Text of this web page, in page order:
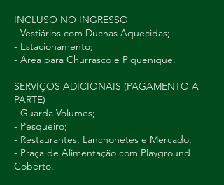
INCLUSO NO INGRESSO
- Vestiários com Duchas Aquecidas;
- Estacionamento;
- Área para Churrasco e Piquenique.
SERVIÇOS ADICIONAIS (PAGAMENTO A
PARTE)
- Guarda Volumes;
- Pesqueiro;
- Restaurantes, Lanchonetes e Mercado;
- Praça de Alimentação com Playground
Coberto.